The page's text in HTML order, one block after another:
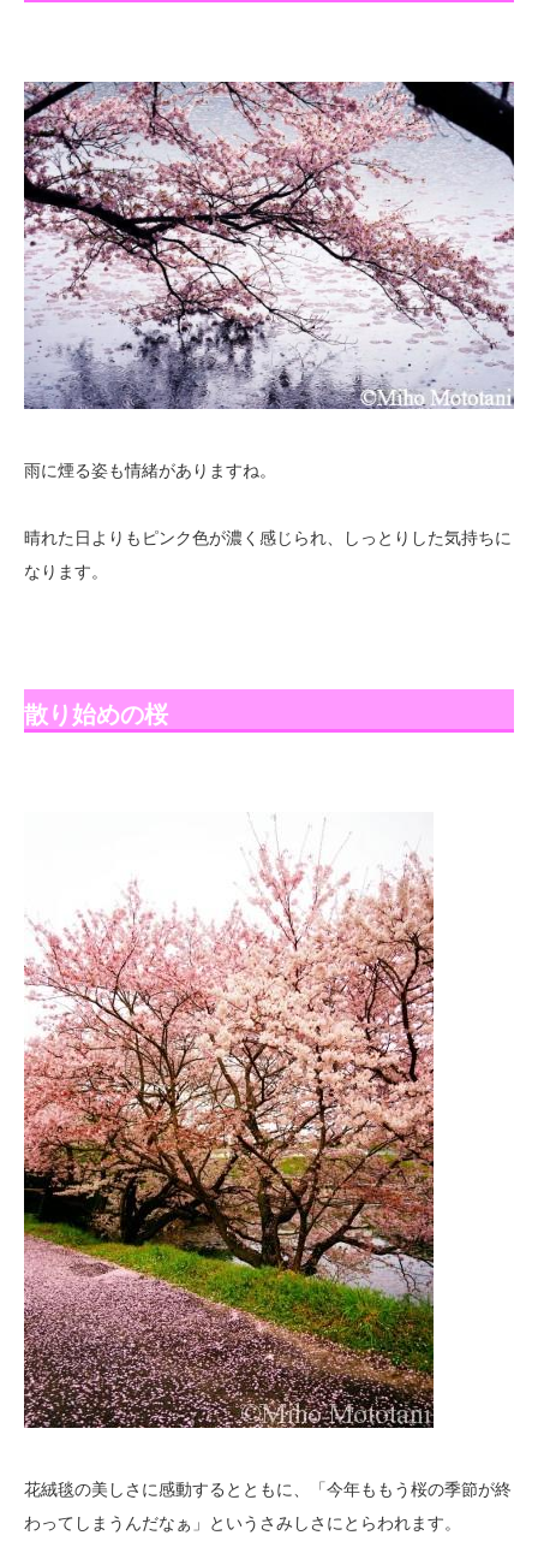
雨に煙る姿も情緒がありますね。
晴れた日よりもピンク色が濃く感じられ、しっとりした気持ちに
なります。
散り始めの桜
花絨毯の美しさに感動するとともに、「今年ももう桜の季節が終
わってしまうんだなぁ」というさみしさにとらわれます。